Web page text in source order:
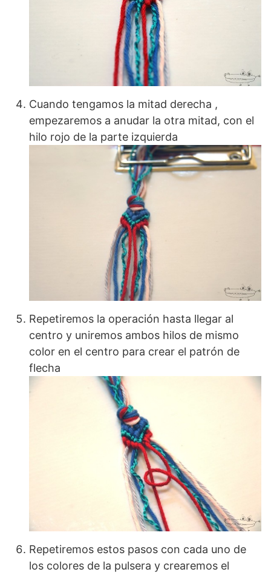
Cuando tengamos la mitad derecha ,
empezaremos a anudar la otra mitad, con el
hilo rojo de la parte izquierda
Repetiremos la operación hasta llegar al
centro y uniremos ambos hilos de mismo
color en el centro para crear el patrón de
flecha
Repetiremos estos pasos con cada uno de
los colores de la pulsera y crearemos el